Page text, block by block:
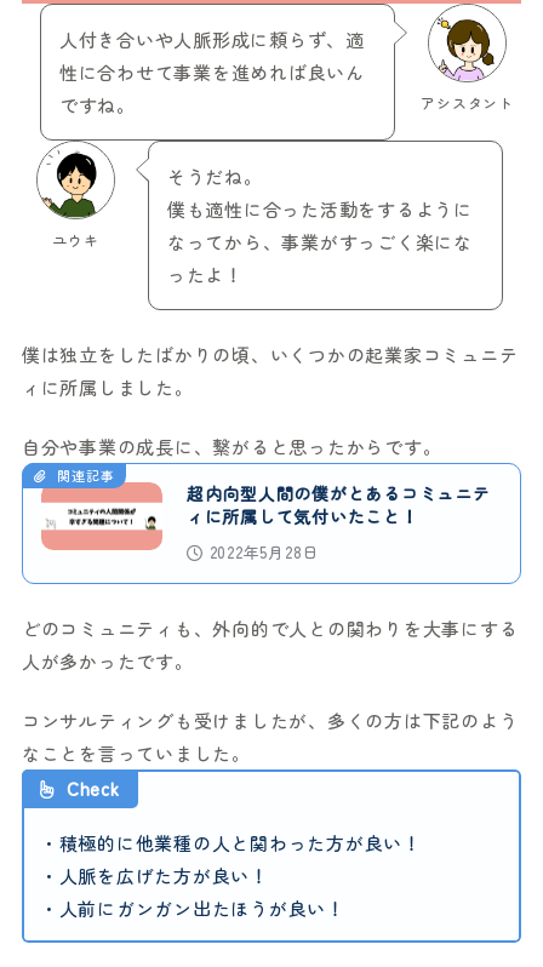
アシスタント
人付き合いや人脈形成に頼らず、適
性に合わせて事業を進めれば良いん
ですね。
ユウキ
そうだね。
僕も適性に合った活動をするように
なってから、事業がすっごく楽にな
ったよ！
僕は独立をしたばかりの頃、いくつかの起業家コミュニテ
ィに所属しました。
自分や事業の成長に、繋がると思ったからです。
関連記事
超内向型人間の僕がとあるコミュニテ
ィに所属して気付いたこと！
2022年5月28日
どのコミュニティも、外向的で人との関わりを大事にする
人が多かったです。
コンサルティングも受けましたが、多くの方は下記のよう
なことを言っていました。
Check
・積極的に他業種の人と関わった方が良い！
・人脈を広げた方が良い！
・人前にガンガン出たほうが良い！